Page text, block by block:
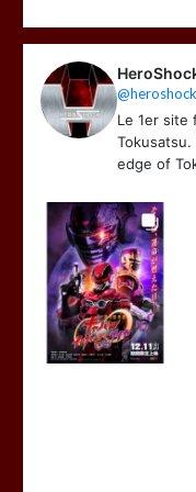
Le 1er site
edge of